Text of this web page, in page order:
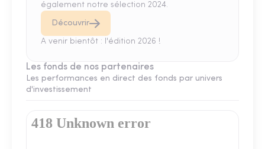
également notre sélection 2024.
Découvrir
A venir bientôt : l'édition 2026 !
Les fonds de nos partenaires
Les performances en direct des fonds par univers
d'investissement